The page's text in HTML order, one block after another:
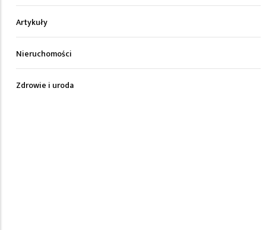
Artykuły
Nieruchomości
Zdrowie i uroda